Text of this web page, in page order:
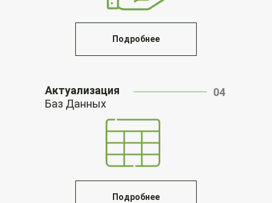
Подробнее
Актуализация
Баз Данных
04
Подробнее